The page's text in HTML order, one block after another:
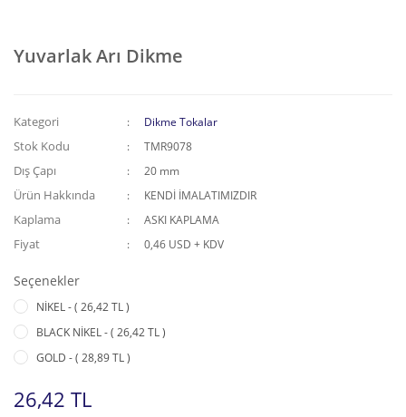
Yuvarlak Arı Dikme
Kategori Dikme Tokalar
Stok Kodu TMR9078
Dış Çapı 20 mm
Ürün Hakkında KENDİ İMALATIMIZDIR
Kaplama ASKI KAPLAMA
Fiyat 0,46 USD + KDV
Seçenekler
NİKEL - ( 26,42 TL )
BLACK NİKEL - ( 26,42 TL )
GOLD - ( 28,89 TL )
26,42 TL